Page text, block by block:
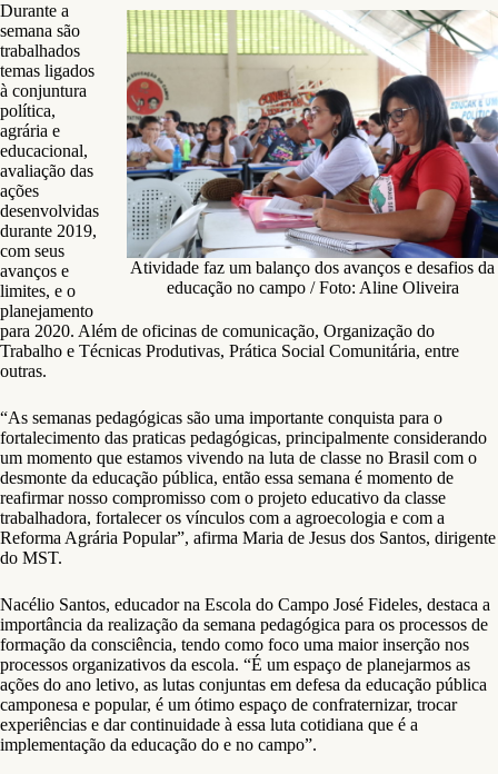
Atividade faz um balanço dos avanços e desafios da
educação no campo / Foto: Aline Oliveira
Durante a
semana são
trabalhados
temas ligados
à conjuntura
política,
agrária e
educacional,
avaliação das
ações
desenvolvidas
durante 2019,
com seus
avanços e
limites, e o
planejamento
para 2020. Além de oficinas de comunicação, Organização do
Trabalho e Técnicas Produtivas, Prática Social Comunitária, entre
outras.
“As semanas pedagógicas são uma importante conquista para o
fortalecimento das praticas pedagógicas, principalmente considerando
um momento que estamos vivendo na luta de classe no Brasil com o
desmonte da educação pública, então essa semana é momento de
reafirmar nosso compromisso com o projeto educativo da classe
trabalhadora, fortalecer os vínculos com a agroecologia e com a
Reforma Agrária Popular”, afirma Maria de Jesus dos Santos, dirigente
do MST.
Nacélio Santos, educador na Escola do Campo José Fideles, destaca a
importância da realização da semana pedagógica para os processos de
formação da consciência, tendo como foco uma maior inserção nos
processos organizativos da escola. “É um espaço de planejarmos as
ações do ano letivo, as lutas conjuntas em defesa da educação pública
camponesa e popular, é um ótimo espaço de confraternizar, trocar
experiências e dar continuidade à essa luta cotidiana que é a
implementação da educação do e no campo”.